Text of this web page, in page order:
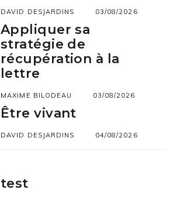
DAVID DESJARDINS 03/08/2026
Appliquer sa
stratégie de
récupération à la
lettre
MAXIME BILODEAU 03/08/2026
Être vivant
DAVID DESJARDINS 04/08/2026
test